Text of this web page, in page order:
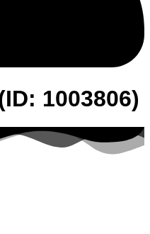
1003806)